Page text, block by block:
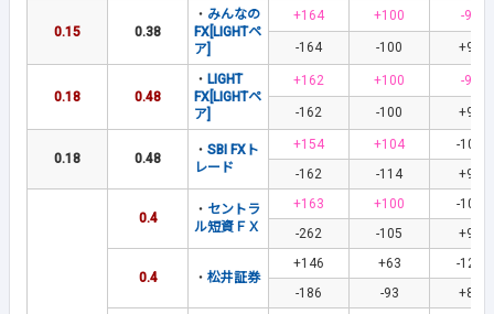
0.15 0.38
・ みんなの
FX[LIGHTペ
ア]
+164 +100 -90
-164 -100 +90
0.18 0.48
・ LIGHT
FX[LIGHTペ
ア]
+162 +100 -90
-162 -100 +90
0.18 0.48
・ SBI FXト
レード
+154 +104
-101
-162
-114 +96
0.4
・ セントラ
ル短資ＦＸ
+163 +100
-108
-262
-105 +93
0.4 ・ 松井証券
+146 +63
-120
-186
-93 +80